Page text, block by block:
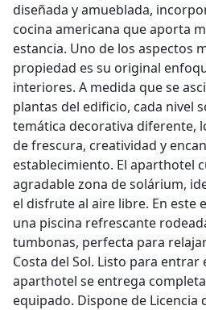
diseñada y amueblada,
cocina americana que aporta
estancia. Uno de los aspectos
propiedad es su original
interiores. A medida que se
plantas del edificio, cada nivel
temática decorativa diferente,
de frescura, creatividad y
establecimiento. El aparthotel
agradable zona de solárium,
el disfrute al aire libre. En este
una piscina refrescante
tumbonas, perfecta para
Costa del Sol. Listo para
aparthotel se entrega
equipado. Dispone de Licencia